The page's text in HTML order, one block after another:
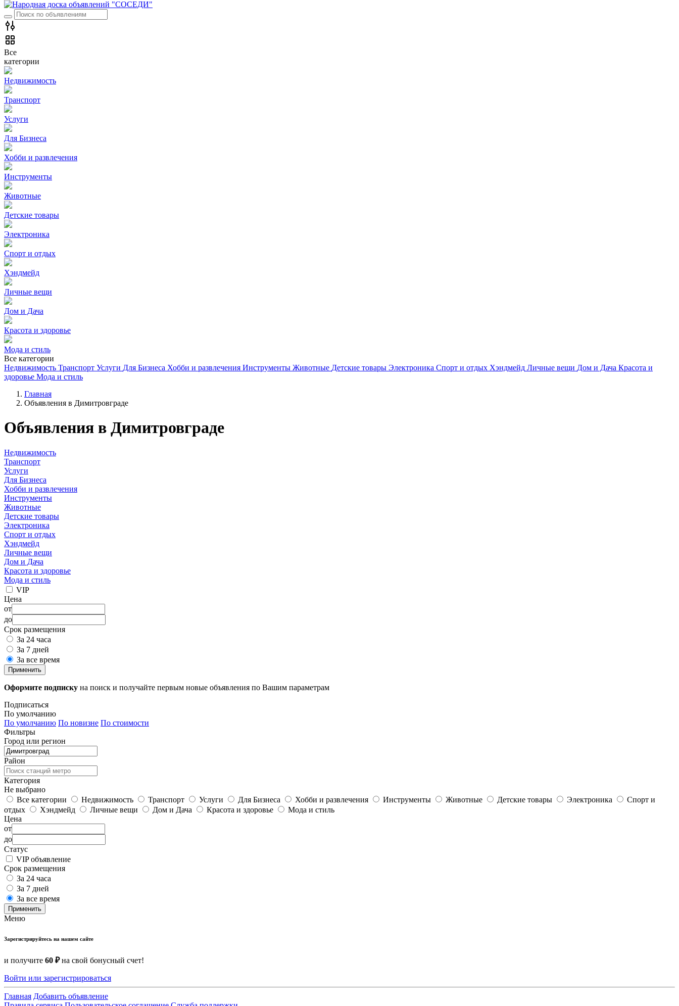
Все
категории
Недвижимость
Транспорт
Услуги
Для Бизнеса
Хобби и развлечения
Инструменты
Животные
Детские товары
Электроника
Спорт и отдых
Хэндмейд
Личные вещи
Дом и Дача
Красота и здоровье
Мода и стиль
Все категории
Недвижимость Транспорт Услуги Для Бизнеса Хобби и развлечения Инструменты Животные Детские товары Электроника Спорт и отдых Хэндмейд Личные вещи Дом и Дача Красота и
здоровье Мода и стиль
Главная
Объявления в Димитровграде
Объявления в Димитровграде
Недвижимость
Транспорт
Услуги
Для Бизнеса
Хобби и развлечения
Инструменты
Животные
Детские товары
Электроника
Спорт и отдых
Хэндмейд
Личные вещи
Дом и Дача
Красота и здоровье
Мода и стиль
VIP
Цена
от
до
Срок размещения
За 24 часа
За 7 дней
За все время
Применить
Оформите подписку на поиск и получайте первым новые объявления по Вашим параметрам
Подписаться
По умолчанию
По умолчанию По новизне По стоимости
Фильтры
Город или регион
Район
Категория
Не выбрано
Все категории
Недвижимость Транспорт Услуги Для Бизнеса Хобби и развлечения Инструменты Животные Детские товары Электроника
Спорт и
отдых
Хэндмейд Личные вещи Дом и Дача Красота и здоровье
Мода и стиль
Цена
от
до
Статус
VIP объявление
Срок размещения
За 24 часа
За 7 дней
За все время
Применить
Меню
Зарегистрируйтесь на нашем сайте
и получите 60 ₽на свой бонусный счет!
Войти или зарегистрироваться
Главная Добавить объявление